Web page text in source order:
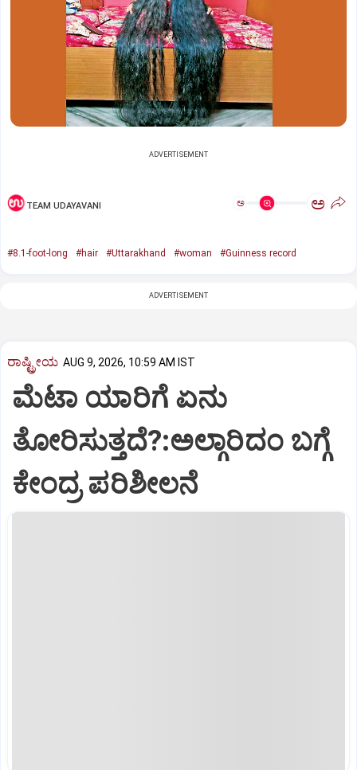
ADVERTISEMENT
TEAM UDAYAVANI ಅ ಅ
#8.1-foot-long #hair #Uttarakhand #woman #Guinness record
ADVERTISEMENT
ರಾಷ್ಟ್ರೀಯ AUG 9, 2026, 10:59 AM IST
ಮೆಟಾ ಯಾರಿಗೆ ಏನು
ತೋರಿಸುತ್ತದೆ?:ಅಲ್ಗಾರಿದಂ ಬಗ್ಗೆ
ಕೇಂದ್ರ ಪರಿಶೀಲನೆ